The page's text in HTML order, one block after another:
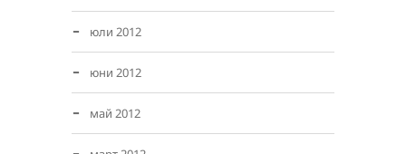
юли 2012
юни 2012
май 2012